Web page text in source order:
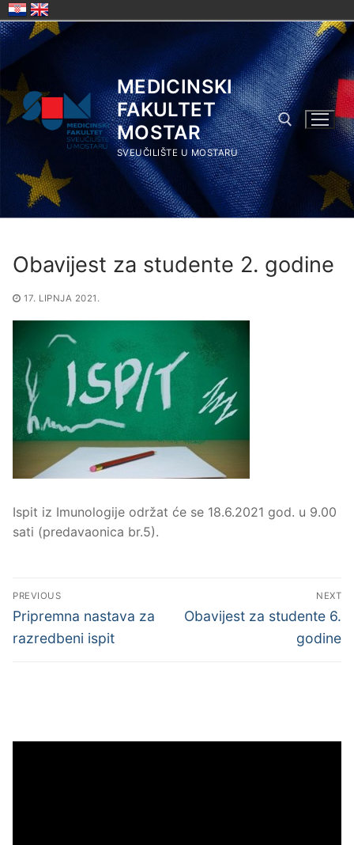
Skip
content
MEDICINSKI
FAKULTET
MOSTAR
SVEUČILIŠTE U MOSTARU
Search for:
Obavijest za studente 2. godine
17. LIPNJA 2021.
Ispit iz Imunologije održat će se 18.6.2021 god. u 9.00
sati (predavaonica br.5).
Navigacija
objava
PREVIOUS
Previous
post:
Pripremna nastava za
razredbeni ispit
NEXT
Next
Obavijest za studente 6.
godine